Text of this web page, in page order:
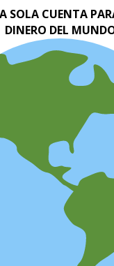
SOLA CUENTA
DINERO DEL